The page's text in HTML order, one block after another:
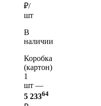
₽/
шт
В
наличии
Коробка
(картон)
1
шт —
5 23364